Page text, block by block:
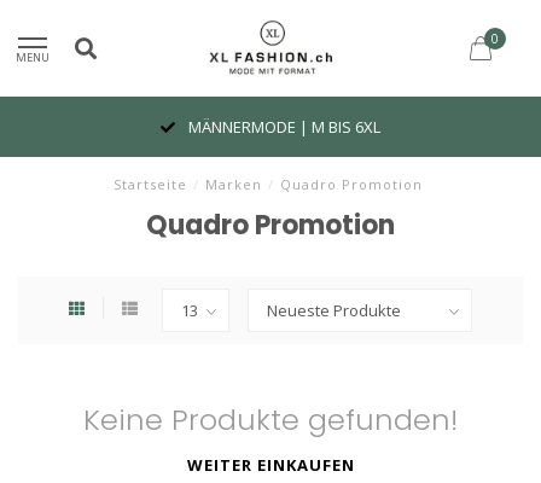
MENU
0
MÄNNERMODE | M BIS 6XL
Startseite / Marken / Quadro Promotion
Quadro Promotion
Keine Produkte gefunden!
WEITER EINKAUFEN